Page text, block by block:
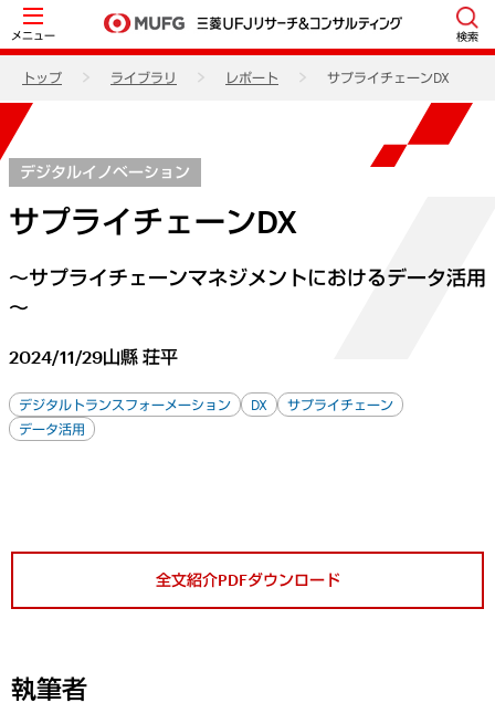
メニュー 検索
トップ ライブラリ レポート サプライチェーンDX
デジタルイノベーション
サプライチェーンDX
～サプライチェーンマネジメントにおけるデータ活用
～
2024/11/29山縣 荘平
デジタルトランスフォーメーション DX
サプライチェーン
データ活用
全文紹介PDFダウンロード
執筆者